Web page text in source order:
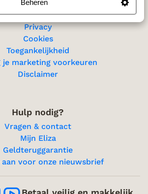
Beheren
Privacy & cookies
Privacy
Cookies
Toegankelijkheid
je marketing voorkeuren
Disclaimer
Hulp nodig?
Vragen & contact
Mijn Eliza
Geldteruggarantie
aan voor onze nieuwsbrief